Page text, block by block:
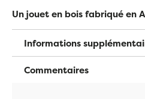
Un jouet en bois fabriqué en
Informations
Commentaires